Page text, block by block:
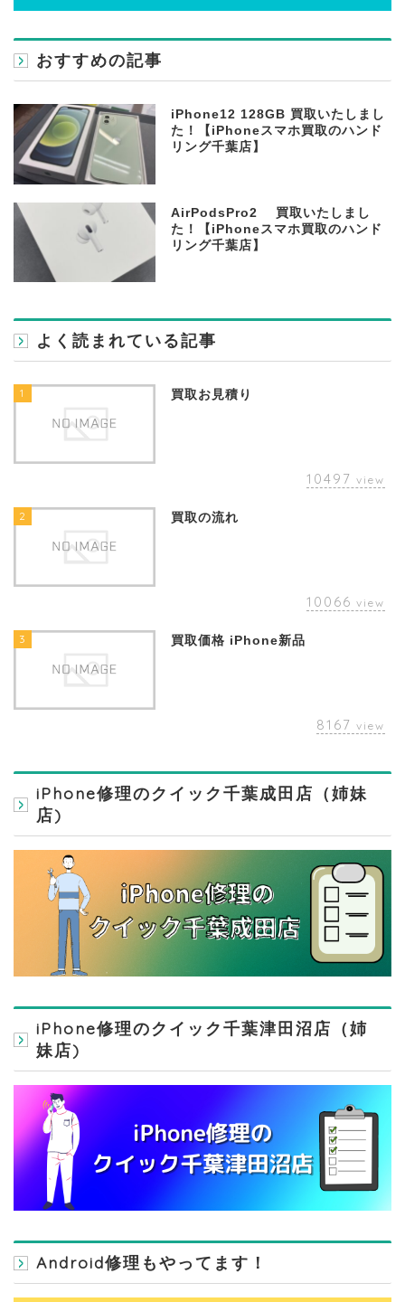
おすすめの記事
iPhone12 128GB 買取いたしまし
た！【iPhoneスマホ買取のハンド
リング千葉店】
AirPodsPro2 買取いたしまし
た！【iPhoneスマホ買取のハンド
リング千葉店】
よく読まれている記事
1 買取お見積り
10497 view
2 買取の流れ
10066 view
3 買取価格 iPhone新品
8167 view
iPhone修理のクイック千葉成田店（姉妹
店)
iPhone修理のクイック千葉津田沼店（姉
妹店)
Android修理もやってます！